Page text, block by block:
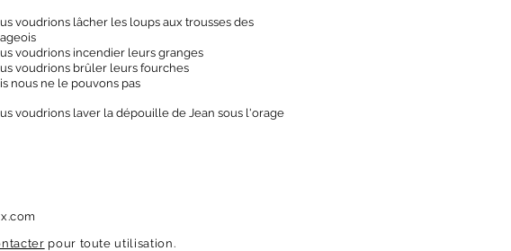
voudrions lâcher les loups aux trousses des
voudrions incendier leurs granges
voudrions brûler leurs fourches
nous ne le pouvons pas
voudrions laver la dépouille de Jean sous l'orage
pour toute utilisation.